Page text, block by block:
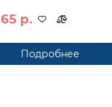
65 р.
Подробнее